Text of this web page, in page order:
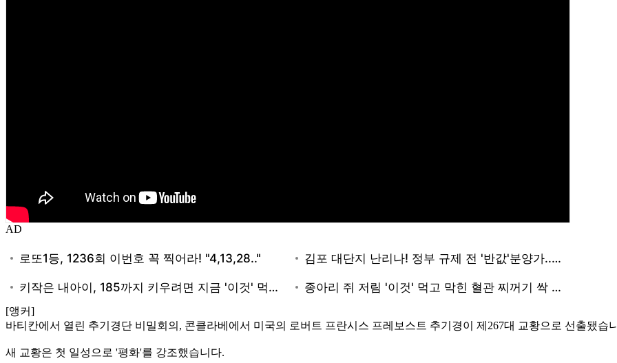
AD
[앵커]
바티칸에서 열린 추기경단 비밀회의, 콘클라베에서 미국의 로버트 프란시스 프레보스트 추기경이 제267대 교황으로 선출됐습
새 교황은 첫 일성으로 '평화'를 강조했습니다.